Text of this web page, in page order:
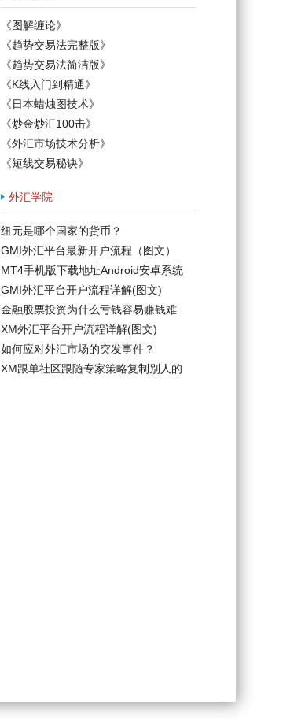
《图解缠论》
《趋势交易法完整版》
《趋势交易法简洁版》
《K线入门到精通》
《日本蜡烛图技术》
《炒金炒汇100击》
《外汇市场技术分析》
《短线交易秘诀》
外汇学院
纽元是哪个国家的货币？
GMI外汇平台最新开户流程（图文）
MT4手机版下载地址Android安卓系统
GMI外汇平台开户流程详解(图文)
金融股票投资为什么亏钱容易赚钱难
XM外汇平台开户流程详解(图文)
如何应对外汇市场的突发事件？
XM跟单社区跟随专家策略复制别人的